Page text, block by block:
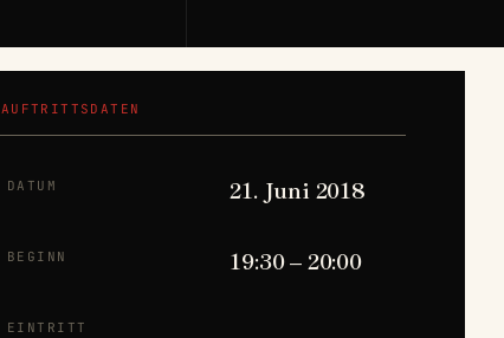
AUFTRITTSDATEN
DATUM 21. Juni 2018
BEGINN 19:30 – 20:00
EINTRITT